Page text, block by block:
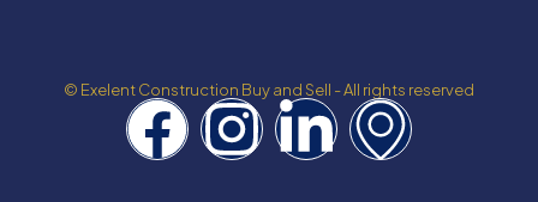
© Exelent Construction Buy and Sell - All rights reserved